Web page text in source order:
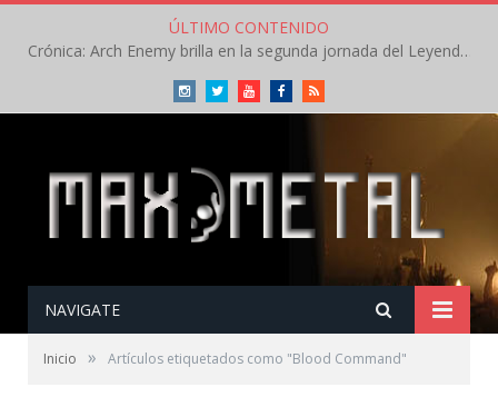
ÚLTIMO CONTENIDO
Crónica: Arch Enemy brilla en la segunda jornada del Leyendas del Rock – Jueves – Agosto 2026
InstagramTwitterYoutubeFacebookRSS
NAVIGATE
Inicio » Artículos etiquetados como "Blood Command"